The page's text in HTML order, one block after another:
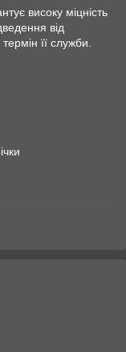
високу міцність
від
її служби.